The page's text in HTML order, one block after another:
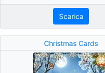
Scarica
Christmas Cards